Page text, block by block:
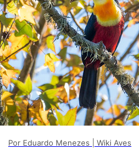
Por Eduardo Menezes | Wiki Aves